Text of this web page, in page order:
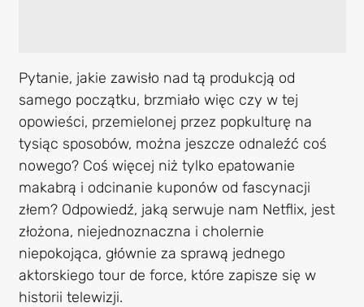
Pytanie, jakie zawisło nad tą produkcją od
samego początku, brzmiało więc czy w tej
opowieści, przemielonej przez popkulturę na
tysiąc sposobów, można jeszcze odnaleźć coś
nowego? Coś więcej niż tylko epatowanie
makabrą i odcinanie kuponów od fascynacji
złem? Odpowiedź, jaką serwuje nam Netflix, jest
złożona, niejednoznaczna i cholernie
niepokojąca, głównie za sprawą jednego
aktorskiego tour de force, które zapisze się w
historii telewizji.